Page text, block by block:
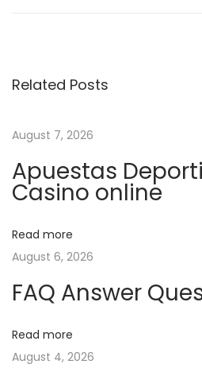
s
n
a
v
i
g
o
s
o
s
:
r
n
t
h
P
o
t
n
t
Related Posts
August 7, 2026
Apuestas
Casino online
Read more
August 6, 2026
FAQ Answer
Read more
August 4, 2026